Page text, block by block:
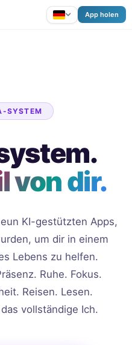
App holen
SYSTEM
von dir.
KI-gestützten Apps,
um dir in einem
Lebens zu helfen.
Ruhe. Fokus.
Reisen. Lesen.
vollständige Ich.